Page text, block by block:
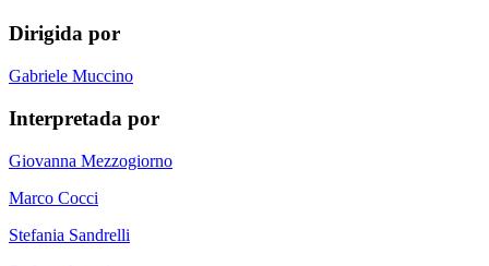
Dirigida por
Gabriele Muccino
Interpretada por
Giovanna Mezzogiorno
Marco Cocci
Stefania Sandrelli